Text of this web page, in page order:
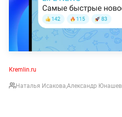
Кremlin.ru
Наталья ИсаковаАлександр Юнашев